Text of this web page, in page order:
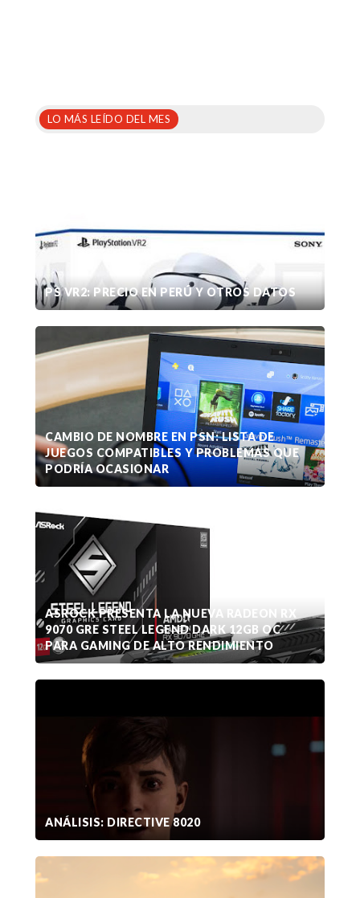
LO MÁS LEÍDO DEL MES
PS VR2: PRECIO EN PERÚ Y OTROS DATOS
CAMBIO DE NOMBRE EN PSN: LISTA DE
JUEGOS COMPATIBLES Y PROBLEMAS QUE
PODRÍA OCASIONAR
ASROCK PRESENTA LA NUEVA RADEON RX
9070 GRE STEEL LEGEND DARK 12GB OC
PARA GAMING DE ALTO RENDIMIENTO
ANÁLISIS: DIRECTIVE 8020